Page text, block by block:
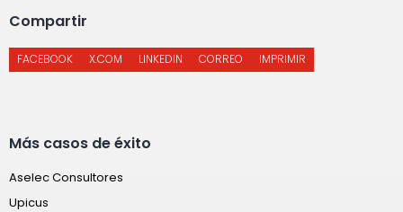
Compartir
FACEBOOK X.COM LINKEDIN CORREO IMPRIMIR
Más casos de éxito
Aselec Consultores
Upicus